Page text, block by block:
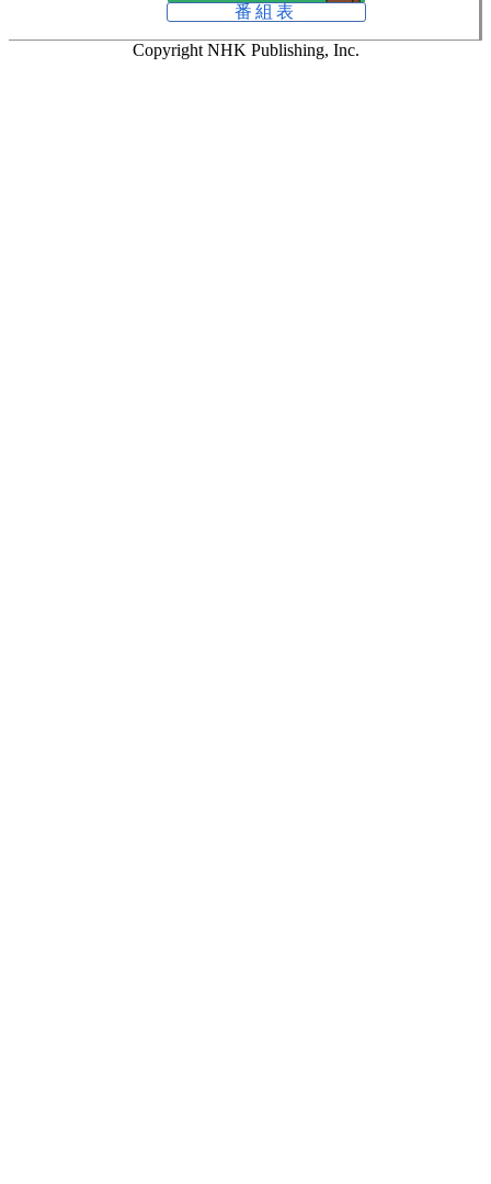
番組表
Copyright NHK Publishing, Inc.